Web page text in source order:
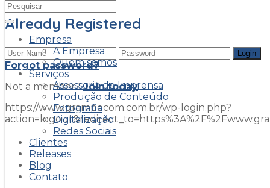
Empresa
A Empresa
Quem somos
Serviços
Assessoria de Imprensa
Produção de Conteúdo
Fotografia
Digitalização
Redes Sociais
Clientes
Releases
Blog
Contato
Already Registered
Forgot password?
Not a member?Join today
https://www.grampocom.com.br/wp-login.php?
Comitiva de Foz irá a